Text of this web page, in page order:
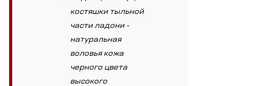
костяшки тыльной
части ладони -
натуральная
воловья кожа
черного цвета
высокого